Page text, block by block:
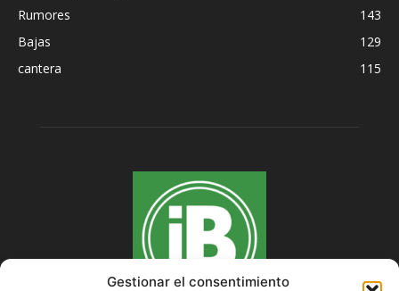
Gestionar el consentimiento
Rumores
143
Bajas
129
cantera
115